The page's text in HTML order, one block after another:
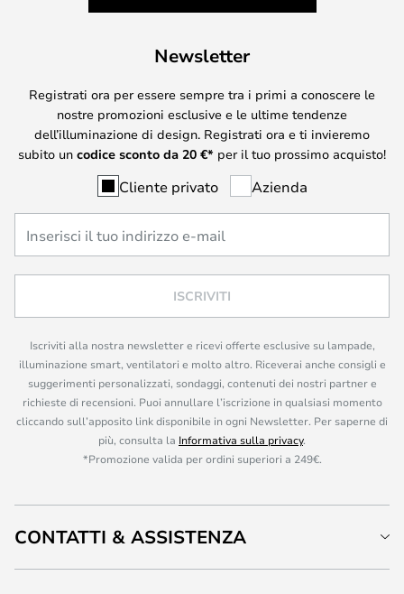
Newsletter
Registrati ora per essere sempre tra i primi a conoscere le
nostre promozioni esclusive e le ultime tendenze
dell’illuminazione di design. Registrati ora e ti invieremo
subito un codice sconto da 20 €* per il tuo prossimo acquisto!
Cliente privato Azienda
ISCRIVITI
Iscriviti alla nostra newsletter e ricevi offerte esclusive su lampade,
illuminazione smart, ventilatori e molto altro. Riceverai anche consigli e
suggerimenti personalizzati, sondaggi, contenuti dei nostri partner e
richieste di recensioni. Puoi annullare l’iscrizione in qualsiasi momento
cliccando sull’apposito link disponibile in ogni Newsletter. Per saperne di
più, consulta la Informativa sulla privacy.
*Promozione valida per ordini superiori a 249€.
CONTATTI & ASSISTENZA